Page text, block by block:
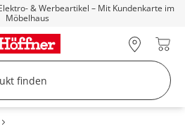
& Werbeartikel – Mit Kundenkarte im
Möbelhaus